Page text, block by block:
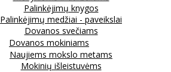
Palinkėjimų knygos
Palinkėjimų medžiai - paveikslai
Dovanos svečiams
Dovanos mokiniams
Naujiems mokslo metams
Mokinių išleistuvėms